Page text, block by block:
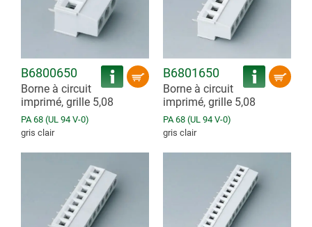
B6800650
Borne à circuit
imprimé, grille 5,08
PA 68 (UL 94 V-0)
gris clair
B6801650
Borne à circuit
imprimé, grille 5,08
PA 68 (UL 94 V-0)
gris clair